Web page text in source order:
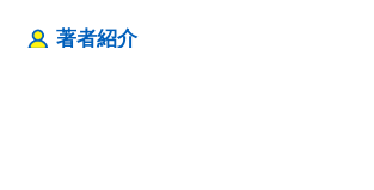
１ 法的三段論法
著者紹介